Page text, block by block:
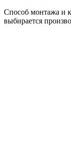
Способ монтажа и
выбирается